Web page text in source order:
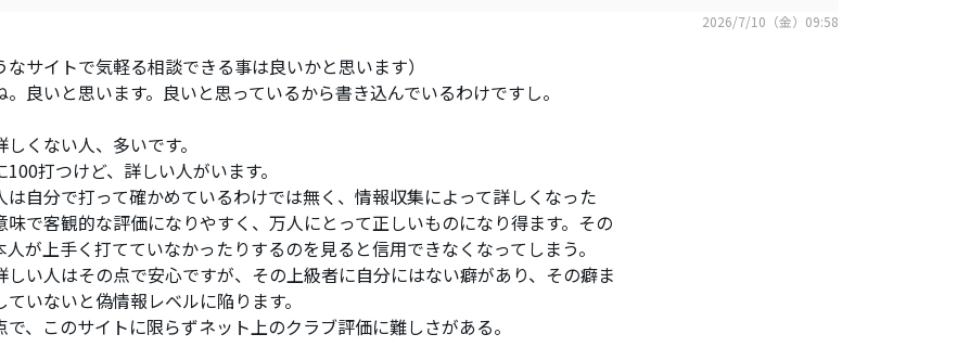
2026/7/10（金）09:58
なサイトで気軽る相談できる事は良いかと思います）
。良いと思います。良いと思っているから書き込んでいるわけですし。
くない人、多いです。
打つけど、詳しい人がいます。
は自分で打って確かめているわけでは無く、情報収集によって詳しくなった
味で客観的な評価になりやすく、万人にとって正しいものになり得ます。その
人が上手く打てていなかったりするのを見ると信用できなくなってしまう。
しい人はその点で安心ですが、その上級者に自分にはない癖があり、その癖ま
ていないと偽情報レベルに陥ります。
で、このサイトに限らずネット上のクラブ評価に難しさがある。